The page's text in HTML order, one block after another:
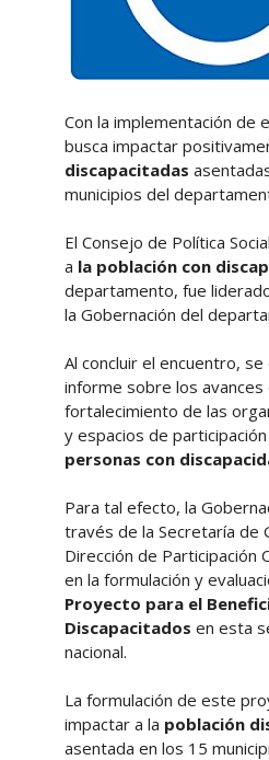
Con la implementación de
busca impactar
discapacitadas
municipios del
El Consejo de Política
a la población con
departamento, fue
la Gobernación del
Al concluir el encuentro,
informe sobre los avances
fortalecimiento de las
y espacios de
personas con
Para tal efecto, la
través de la Secretaría de
Dirección de Participación
en la formulación y
Proyecto para el
Discapacitados en esta
nacional.
La formulación de este
impactar a la población
asentada en los 15